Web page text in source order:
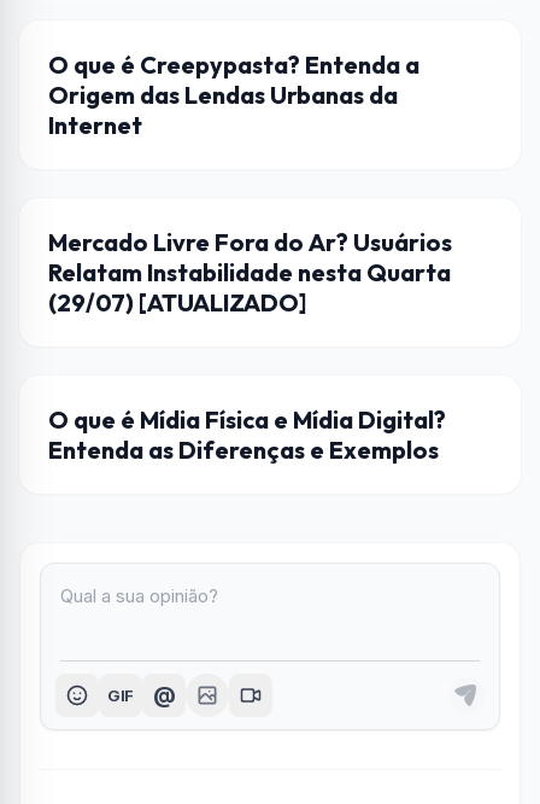
CULTURA POP
O que é Creepypasta? Entenda a
Origem das Lendas Urbanas da
Internet
INTERNET
Mercado Livre Fora do Ar? Usuários
Relatam Instabilidade nesta Quarta
(29/07) [ATUALIZADO]
ENTRETENIMENTO
O que é Mídia Física e Mídia Digital?
Entenda as Diferenças e Exemplos
GIF @